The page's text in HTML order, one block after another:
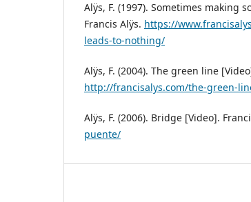
Alÿs, F. (1997). Sometimes making
Francis Alÿs. https://
leads-to-nothing/
Alÿs, F. (2004). The green line
http://francisalys.com/the-green-
Alÿs, F. (2006). Bridge [Video].
puente/